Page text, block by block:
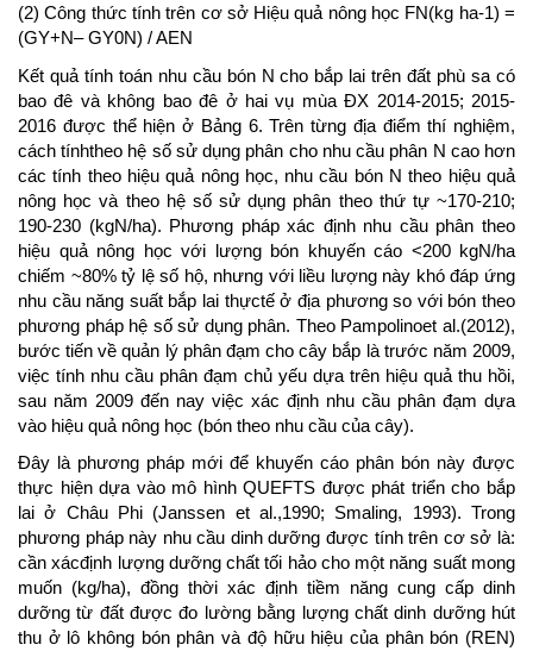
(2) Công thức tính trên cơ sở Hiệu quả nông học FN(kg ha-1) =
(GY+N– GY0N) / AEN
Kết quả tính toán nhu cầu bón N cho bắp lai trên đất phù sa có
bao đê và không bao đê ở hai vụ mùa ĐX 2014-2015; 2015-
2016 được thể hiện ở Bảng 6. Trên từng địa điểm thí nghiệm,
cách tínhtheo hệ số sử dụng phân cho nhu cầu phân N cao hơn
các tính theo hiệu quả nông học, nhu cầu bón N theo hiệu quả
nông học và theo hệ số sử dụng phân theo thứ tự ~170-210;
190-230 (kgN/ha). Phương pháp xác định nhu cầu phân theo
hiệu quả nông học với lượng bón khuyến cáo <200 kgN/ha
chiếm ~80% tỷ lệ số hộ, nhưng với liều lượng này khó đáp ứng
nhu cầu năng suất bắp lai thựctế ở địa phương so với bón theo
phương pháp hệ số sử dụng phân. Theo Pampolinoet al.(2012),
bước tiến về quản lý phân đạm cho cây bắp là trước năm 2009,
việc tính nhu cầu phân đạm chủ yếu dựa trên hiệu quả thu hồi,
sau năm 2009 đến nay việc xác định nhu cầu phân đạm dựa
vào hiệu quả nông học (bón theo nhu cầu của cây).
Đây là phương pháp mới để khuyến cáo phân bón này được
thực hiện dựa vào mô hình QUEFTS được phát triển cho bắp
lai ở Châu Phi (Janssen et al.,1990; Smaling, 1993). Trong
phương pháp này nhu cầu dinh dưỡng được tính trên cơ sở là:
cần xácđịnh lượng dưỡng chất tối hảo cho một năng suất mong
muốn (kg/ha), đồng thời xác định tiềm năng cung cấp dinh
dưỡng từ đất được đo lường bằng lượng chất dinh dưỡng hút
thu ở lô không bón phân và độ hữu hiệu của phân bón (REN)